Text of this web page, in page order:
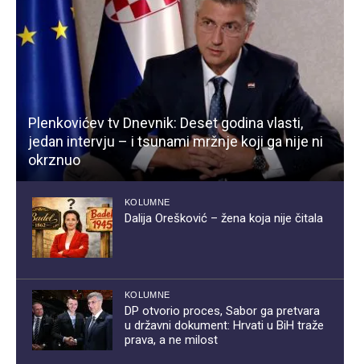
Plenkovićev tv Dnevnik: Deset godina vlasti,
jedan intervju – i tsunami mržnje koji ga nije ni
okrznuo
KOLUMNE
Dalija Orešković – žena koja nije čitala
KOLUMNE
DP otvorio proces, Sabor ga pretvara
u državni dokument: Hrvati u BiH traže
prava, a ne milost